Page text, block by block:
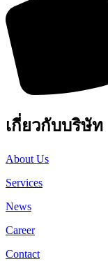
เกี่ยวกับบริษัท
About Us
Services
News
Career
Contact